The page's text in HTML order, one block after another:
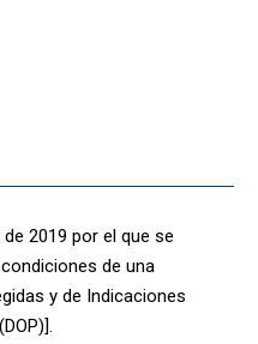
2019 por el que se
de una
y de Indicaciones